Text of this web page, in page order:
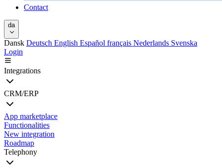
Contact
da
Dansk Deutsch English Español français Nederlands Svenska
Login
Integrations
CRM/ERP
App marketplace
Functionalities
New integration
Roadmap
Telephony